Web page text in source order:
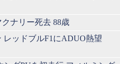
ナリー死去 88歳
レッドブルF1にADUO熱望